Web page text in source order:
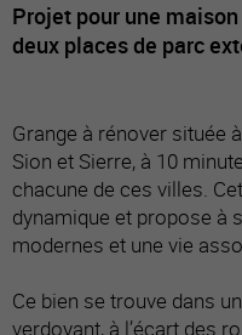
Projet pour une
deux places de parc
Grange à rénover située
Sion et Sierre, à 10
chacune de ces villes.
dynamique et propose à
modernes et une vie
Ce bien se trouve dans
verdoyant, à l’écart des